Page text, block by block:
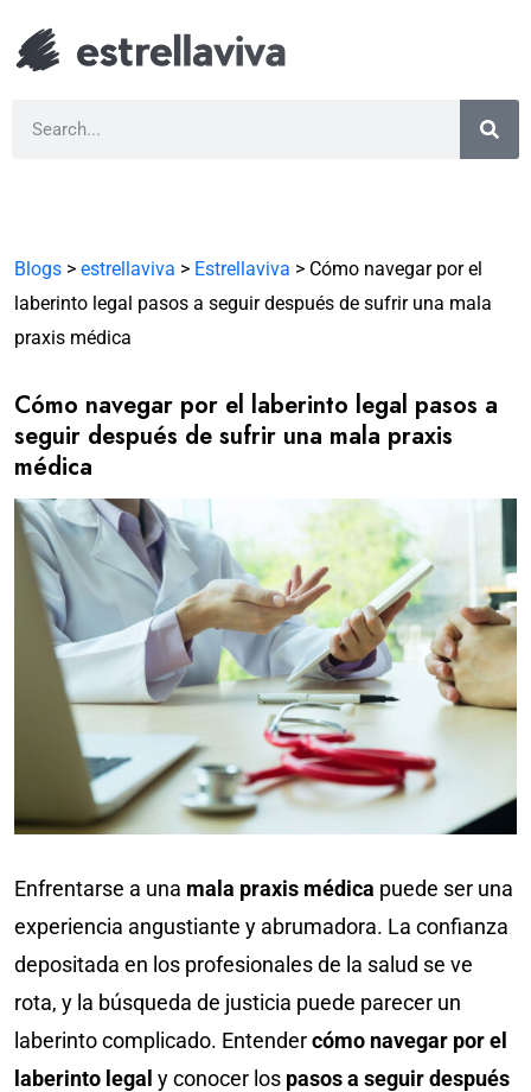
Blogs > estrellaviva > Estrellaviva > Cómo navegar por el
laberinto legal pasos a seguir después de sufrir una mala
praxis médica
Cómo navegar por el laberinto legal pasos a
seguir después de sufrir una mala praxis
médica
Enfrentarse a una mala praxis médica puede ser una
experiencia angustiante y abrumadora. La confianza
depositada en los profesionales de la salud se ve
rota, y la búsqueda de justicia puede parecer un
laberinto complicado. Entendercómo navegar por el
laberinto legal y conocer los pasos a seguir después